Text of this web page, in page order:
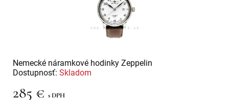
Nemecké náramkové hodinky Zeppelin
Dostupnosť: Skladom
285 € s DPH